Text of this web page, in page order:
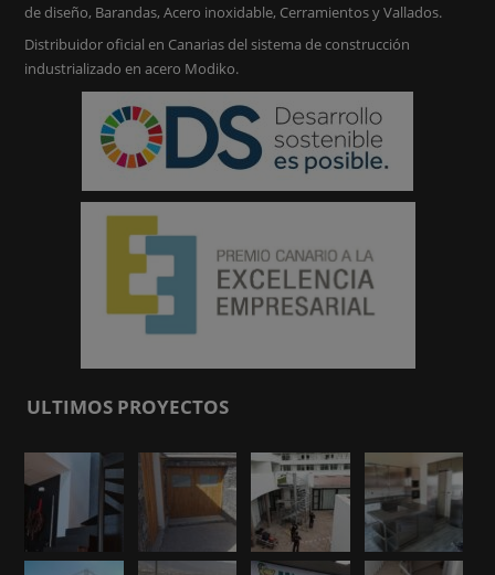
de diseño, Barandas, Acero inoxidable, Cerramientos y Vallados.
Distribuidor oficial en Canarias del sistema de construcción
industrializado en acero Modiko.
ULTIMOS PROYECTOS